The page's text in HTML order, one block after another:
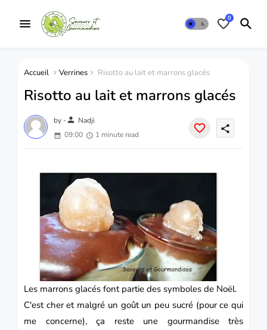
0
Accueil Verrines Risotto au lait et marrons glacés
Risotto au lait et marrons glacés
by -person Nadji
09:00
1 minute read
share
Les marrons glacés font partie des symboles de Noël.
C'est cher et malgré un goût un peu sucré (pour ce qui
me concerne), ça reste une gourmandise très